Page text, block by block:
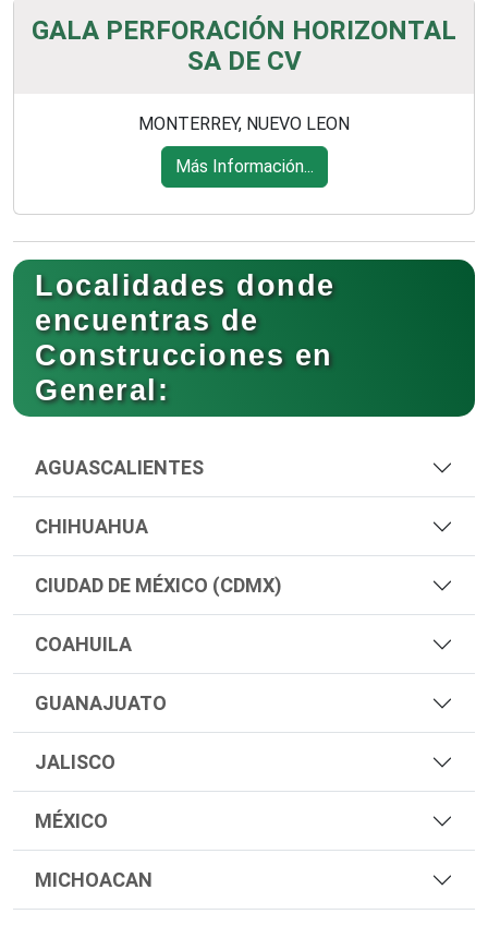
GALA PERFORACIÓN HORIZONTAL
SA DE CV
MONTERREY, NUEVO LEON
Más Información...
Localidades donde
encuentras de
Construcciones en
General:
AGUASCALIENTES
CHIHUAHUA
CIUDAD DE MÉXICO (CDMX)
COAHUILA
GUANAJUATO
JALISCO
MÉXICO
MICHOACAN